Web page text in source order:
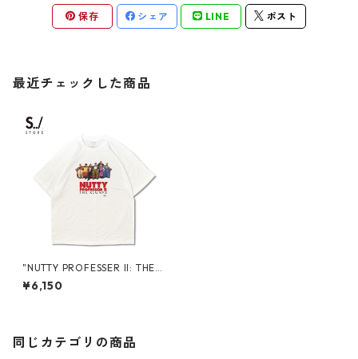
保存 シェア LINE ポスト
最近チェックした商品
"NUTTY PROFESSER II: THE
KLUMPS" S/S TEE
¥6,150
同じカテゴリの商品